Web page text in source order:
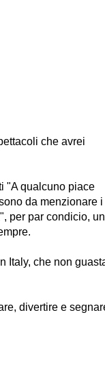
che avrei
"A qualcuno piace
da menzionare i
per par condicio,
Italy, che non
divertire e